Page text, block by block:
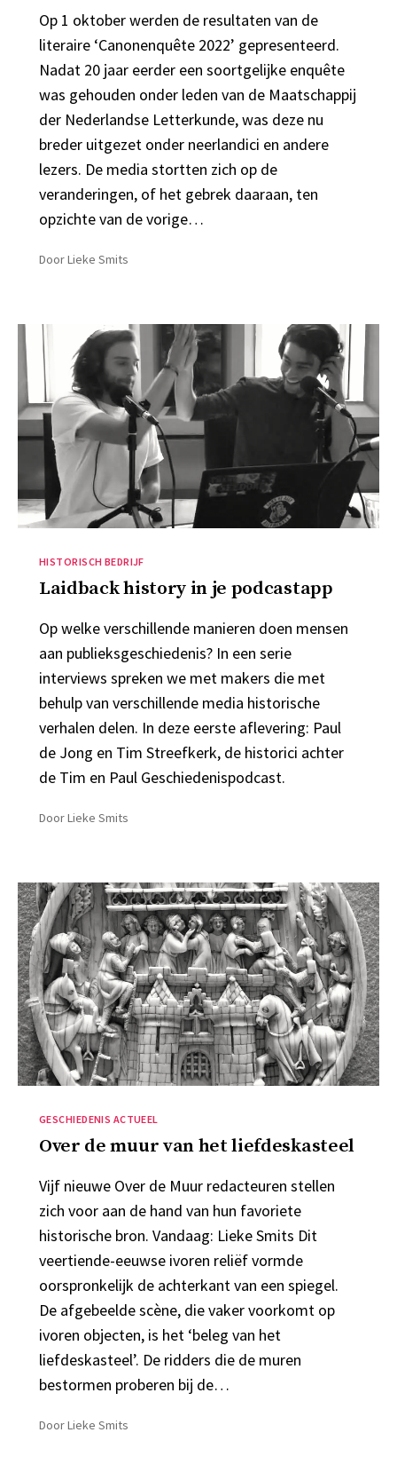
Op 1 oktober werden de resultaten van de
literaire ‘Canonenquête 2022’ gepresenteerd.
Nadat 20 jaar eerder een soortgelijke enquête
was gehouden onder leden van de Maatschappij
der Nederlandse Letterkunde, was deze nu
breder uitgezet onder neerlandici en andere
lezers. De media stortten zich op de
veranderingen, of het gebrek daaraan, ten
opzichte van de vorige…
DoorLieke Smits
Categorieën
HISTORISCH BEDRIJF
Laidback history in je podcastapp
Op welke verschillende manieren doen mensen
aan publieksgeschiedenis? In een serie
interviews spreken we met makers die met
behulp van verschillende media historische
verhalen delen. In deze eerste aflevering: Paul
de Jong en Tim Streefkerk, de historici achter
de Tim en Paul Geschiedenispodcast.
DoorLieke Smits
Categorieën
GESCHIEDENIS ACTUEEL
Over de muur van het liefdeskasteel
Vijf nieuwe Over de Muur redacteuren stellen
zich voor aan de hand van hun favoriete
historische bron. Vandaag: Lieke Smits Dit
veertiende-eeuwse ivoren reliëf vormde
oorspronkelijk de achterkant van een spiegel.
De afgebeelde scène, die vaker voorkomt op
ivoren objecten, is het ‘beleg van het
liefdeskasteel’. De ridders die de muren
bestormen proberen bij de…
DoorLieke Smits